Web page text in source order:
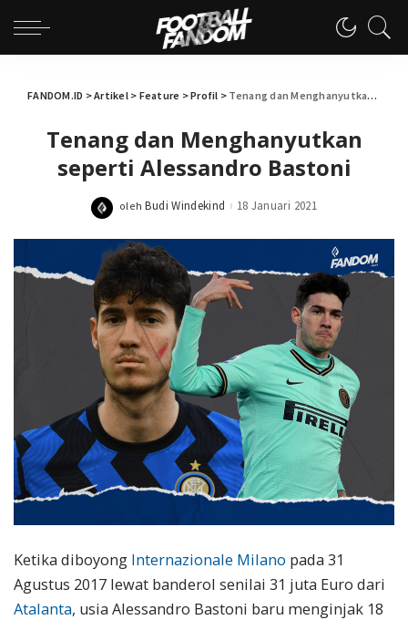
FANDOM.ID >Artikel> Feature >Profil > Tenang dan Menghanyutkan seperti Alessandro Bastoni
Tenang dan Menghanyutkan
seperti Alessandro Bastoni
Posted
oleh Budi Windekind 18 Januari 2021
Ketika diboyong Internazionale Milano pada 31
Agustus 2017 lewat banderol senilai 31 juta Euro dari
Atalanta, usia Alessandro Bastoni baru menginjak 18